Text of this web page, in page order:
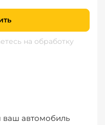
на обработку
ваш автомобиль